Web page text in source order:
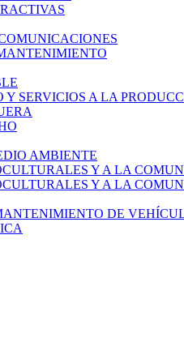
SERVICIOS A LA
AMBIENTE
Y A LA
Y A LA
DE